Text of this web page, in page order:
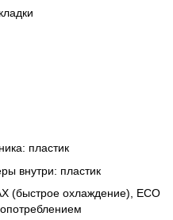
пластик
внутри: пластик
(быстрое охлаждение), ECO